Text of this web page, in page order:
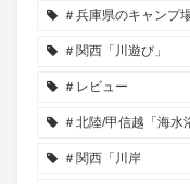
＃兵庫県のキャンプ
＃関西「川遊び」
＃レビュー
＃北陸/甲信越「海水
＃関西「川岸